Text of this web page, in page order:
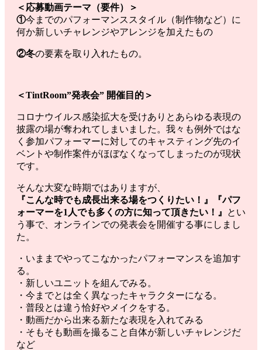
＜応募動画テーマ（要件）＞
①今までのパフォーマンススタイル（制作物など）に
何か新しいチャレンジやアレンジを加えたもの
②冬の要素を取り入れたもの。
＜TintRoom”発表会” 開催目的＞
コロナウイルス感染拡大を受けありとあらゆる表現の
披露の場が奪われてしまいました。我々も例外ではな
く参加パフォーマーに対してのキャスティング先のイ
ベントや制作案件がほぼなくなってしまったのが現状
です。
そんな大変な時期ではありますが、
『こんな時でも成長出来る場をつくりたい！』『パフ
ォーマーを1人でも多くの方に知って頂きたい！』
とい
う事で、オンラインでの発表会を開催する事にしまし
た。
・いままでやってこなかったパフォーマンスを追加す
る。
・新しいユニットを組んでみる。
・今までとは全く異なったキャラクターになる。
・普段とは違う恰好やメイクをする。
・動画だから出来る新たな表現を入れてみる
・そもそも動画を撮ること自体が新しいチャレンジだ
など